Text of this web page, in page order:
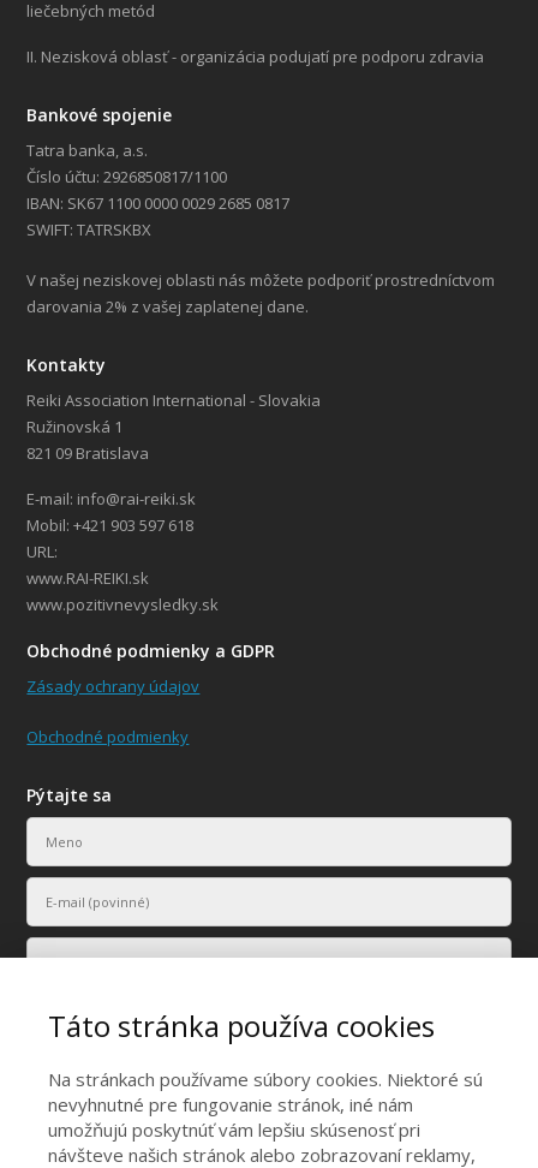
liečebných metód
II. Nezisková oblasť - organizácia podujatí pre podporu zdravia
Bankové spojenie
Tatra banka, a.s.
Číslo účtu: 2926850817/1100
IBAN: SK67 1100 0000 0029 2685 0817
SWIFT: TATRSKBX
V našej neziskovej oblasti nás môžete podporiť prostredníctvom
darovania 2% z vašej zaplatenej dane.
Kontakty
Reiki Association International - Slovakia
Ružinovská 1
821 09 Bratislava
E-mail: info@rai-reiki.sk
Mobil: +421 903 597 618
URL:
www.RAI-REIKI.sk
www.pozitivnevysledky.sk
Obchodné podmienky a GDPR
Zásady ochrany údajov
Obchodné podmienky
Pýtajte sa
Vaše osobné údaje budú použité len na účely vyriešenia vášho
dopytu.
Táto stránka používa cookies
Na stránkach používame súbory cookies. Niektoré sú
nevyhnutné pre fungovanie stránok, iné nám
umožňujú poskytnúť vám lepšiu skúsenosť pri
návšteve našich stránok alebo zobrazovaní reklamy,